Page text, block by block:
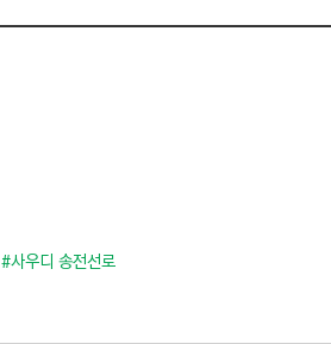
#사우디 송전선로